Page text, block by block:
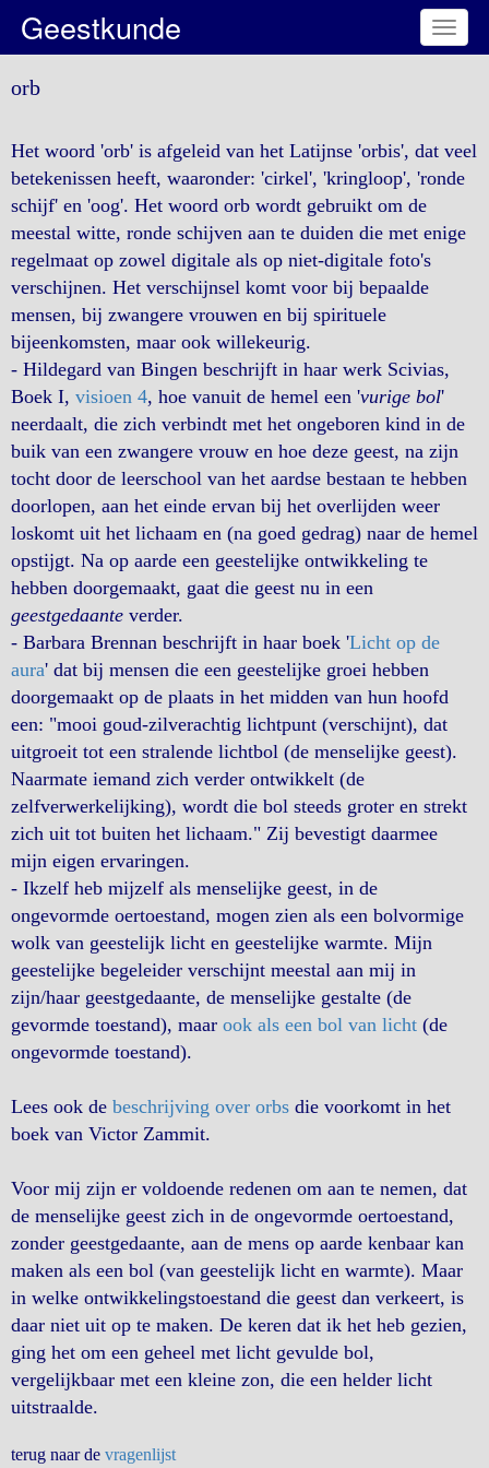
Toggle
Geestkunde
orb
Het woord 'orb' is afgeleid van het Latijnse 'orbis', dat veel
betekenissen heeft, waaronder: 'cirkel', 'kringloop', 'ronde
schijf' en 'oog'. Het woord orb wordt gebruikt om de
meestal witte, ronde schijven aan te duiden die met enige
regelmaat op zowel digitale als op niet-digitale foto's
verschijnen. Het verschijnsel komt voor bij bepaalde
mensen, bij zwangere vrouwen en bij spirituele
bijeenkomsten, maar ook willekeurig.
- Hildegard van Bingen beschrijft in haar werk Scivias,
Boek I, visioen 4, hoe vanuit de hemel een 'vurige bol'
neerdaalt, die zich verbindt met het ongeboren kind in de
buik van een zwangere vrouw en hoe deze geest, na zijn
tocht door de leerschool van het aardse bestaan te hebben
doorlopen, aan het einde ervan bij het overlijden weer
loskomt uit het lichaam en (na goed gedrag) naar de hemel
opstijgt. Na op aarde een geestelijke ontwikkeling te
hebben doorgemaakt, gaat die geest nu in een
geestgedaante verder.
- Barbara Brennan beschrijft in haar boek 'Licht op de
aura' dat bij mensen die een geestelijke groei hebben
doorgemaakt op de plaats in het midden van hun hoofd
een: "mooi goud-zilverachtig lichtpunt (verschijnt), dat
uitgroeit tot een stralende lichtbol (de menselijke geest).
Naarmate iemand zich verder ontwikkelt (de
zelfverwerkelijking), wordt die bol steeds groter en strekt
zich uit tot buiten het lichaam." Zij bevestigt daarmee
mijn eigen ervaringen.
- Ikzelf heb mijzelf als menselijke geest, in de
ongevormde oertoestand, mogen zien als een bolvormige
wolk van geestelijk licht en geestelijke warmte. Mijn
geestelijke begeleider verschijnt meestal aan mij in
zijn/haar geestgedaante, de menselijke gestalte (de
gevormde toestand), maar ook als een bol van licht (de
ongevormde toestand).
Lees ook de beschrijving over orbs die voorkomt in het
boek van Victor Zammit.
Voor mij zijn er voldoende redenen om aan te nemen, dat
de menselijke geest zich in de ongevormde oertoestand,
zonder geestgedaante, aan de mens op aarde kenbaar kan
maken als een bol (van geestelijk licht en warmte). Maar
in welke ontwikkelingstoestand die geest dan verkeert, is
daar niet uit op te maken. De keren dat ik het heb gezien,
ging het om een geheel met licht gevulde bol,
vergelijkbaar met een kleine zon, die een helder licht
uitstraalde.
terug naar de vragenlijst